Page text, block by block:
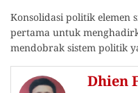
Konsolidasi politik elemen
pertama untuk
mendobrak sistem politik
Dhien